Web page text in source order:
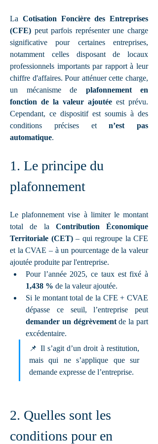
La Cotisation Foncière des Entreprises
(CFE) peut parfois représenter une charge
significative pour certaines entreprises,
notamment celles disposant de locaux
professionnels importants par rapport à leur
chiffre d'affaires. Pour atténuer cette charge,
un mécanisme de plafonnement en
fonction de la valeur ajoutée est prévu.
Cependant, ce dispositif est soumis à des
conditions précises et n’est pas
automatique.
1. Le principe du
plafonnement
Le plafonnement vise à limiter le montant
total de la Contribution Économique
Territoriale (CET) – qui regroupe la CFE
et la CVAE – à un pourcentage de la valeur
ajoutée produite par l'entreprise.
1,438 % de la valeur ajoutée.
Si le montant total de la CFE + CVAE
demander un dégrèvement de la part
excédentaire.
📌 Il s’agit d’un droit à restitution,
mais qui ne s’applique que sur
demande expresse de l’entreprise.
2. Quelles sont les
conditions pour en